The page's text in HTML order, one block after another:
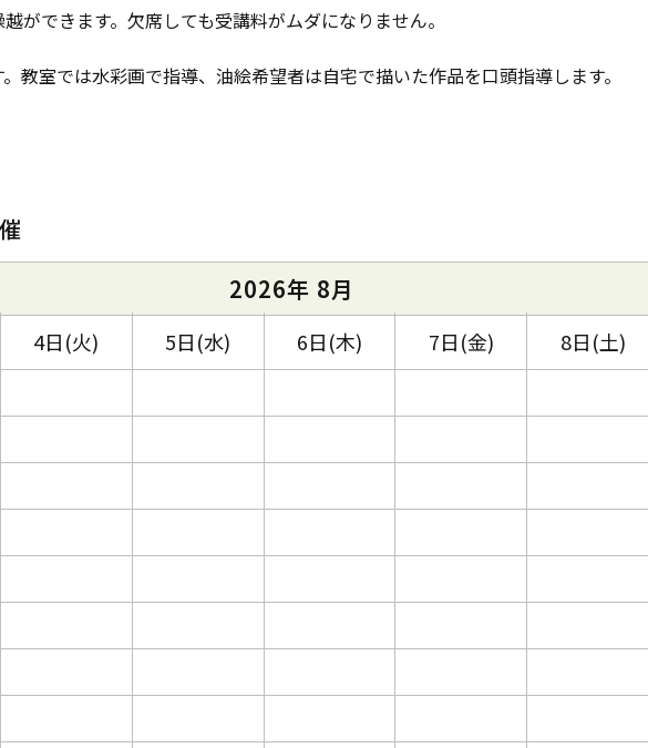
ができます。欠席しても受講料がムダになりません。
教室では水彩画で指導、油絵希望者は自宅で描いた作品を口頭指導します。
2026年 8月
4日(火) 5日(水) 6日(木) 7日(金) 8日(土)